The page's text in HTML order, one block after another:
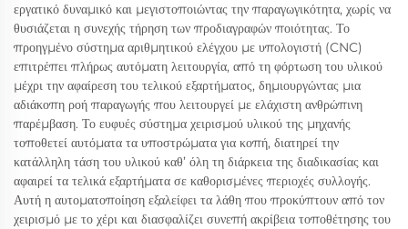
εργατικό δυναμικό και μεγιστοποιώντας την παραγωγικότητα, χωρίς να
θυσιάζεται η συνεχής τήρηση των προδιαγραφών ποιότητας. Το
προηγμένο σύστημα αριθμητικού ελέγχου με υπολογιστή (CNC)
επιτρέπει πλήρως αυτόματη λειτουργία, από τη φόρτωση του υλικού
μέχρι την αφαίρεση του τελικού εξαρτήματος, δημιουργώντας μια
αδιάκοπη ροή παραγωγής που λειτουργεί με ελάχιστη ανθρώπινη
παρέμβαση. Το ευφυές σύστημα χειρισμού υλικού της μηχανής
τοποθετεί αυτόματα τα υποστρώματα για κοπή, διατηρεί την
κατάλληλη τάση του υλικού καθ’ όλη τη διάρκεια της διαδικασίας και
αφαιρεί τα τελικά εξαρτήματα σε καθορισμένες περιοχές συλλογής.
Αυτή η αυτοματοποίηση εξαλείφει τα λάθη που προκύπτουν από τον
χειρισμό με το χέρι και διασφαλίζει συνεπή ακρίβεια τοποθέτησης του